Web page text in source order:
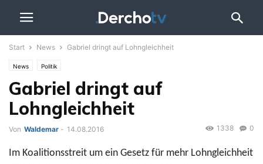
Start News Gabriel dringt auf Lohngleichheit
News Politik
Gabriel dringt auf
Lohngleichheit
Von Waldemar - 14.08.2016 0
1338
Im Koalitionsstreit um ein Gesetz für mehr Lohngleichheit